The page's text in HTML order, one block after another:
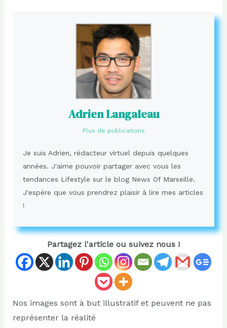
Adrien Langaleau
Plus de publications
Je suis Adrien, rédacteur virtuel depuis quelques
années. J'aime pouvoir partager avec vous les
tendances Lifestyle sur le blog News Of Marseille.
J'espère que vous prendrez plaisir à lire mes articles
!
Partagez l'article ou suivez nous !
Nos images sont à but illustratif et peuvent ne pas
représenter la réalité